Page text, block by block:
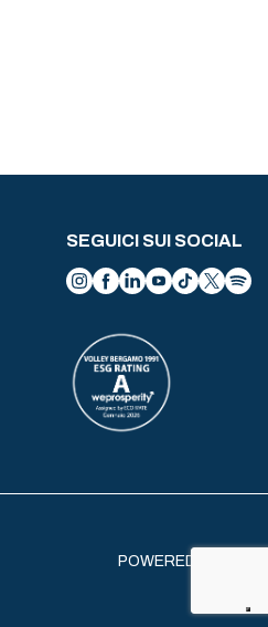
SEGUICI SUI SOCIAL
POWERED BY